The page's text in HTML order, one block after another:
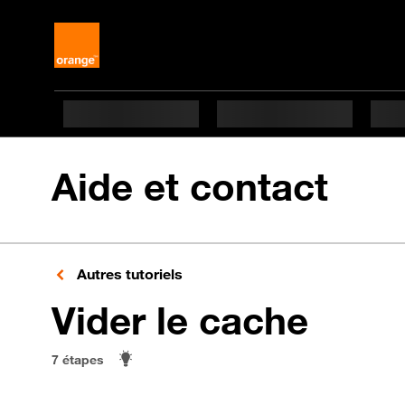
Aide et contact
Autres tutoriels
Vider le cache
7 étapes